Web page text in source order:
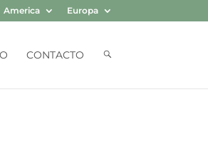
America Europa
CONTACTO